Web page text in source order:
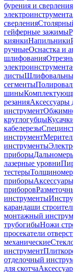
бурения и сверления
электроинструмента
сверления
гейферные зажимы
киянкиНапильники
ручныеОснастка и
шлифования
электроинструмента
листы
сегменты
шины
резанияАксессуары
инструмент
круглогубцы
кабелерезы
инструмент
инструменты
приборы
лазерные уровни
тестеры
приборы
приборов
инструменты
карандаши
монтажный
трубогибыНожи
просекатели
механические
инструмент
отделочный
для скотча